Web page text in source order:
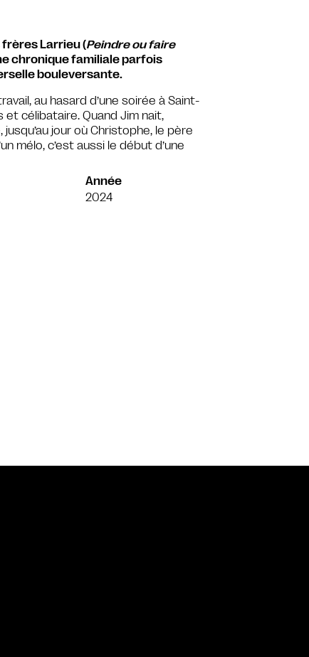
Larrieu (Peindre ou faire
chronique familiale parfois
bouleversante.
au hasard d’une soirée à Saint-
et célibataire. Quand Jim nait,
jour où Christophe, le père
mélo, c’est aussi le début d’une
Année
2024